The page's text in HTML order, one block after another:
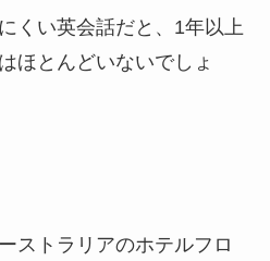
くい英会話だと、1年以上
ほとんどいないでしょ
ストラリアのホテルフロ